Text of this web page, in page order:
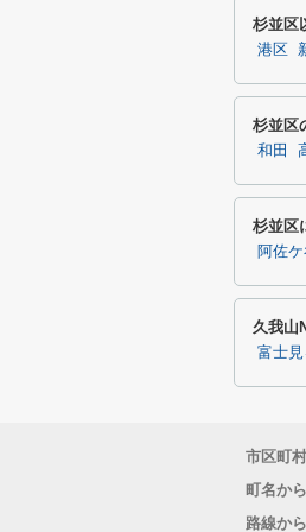
杉並区
港区
杉並区
和田
杉並区
阿佐
久我山
富士見
市区町
町名か
路線か